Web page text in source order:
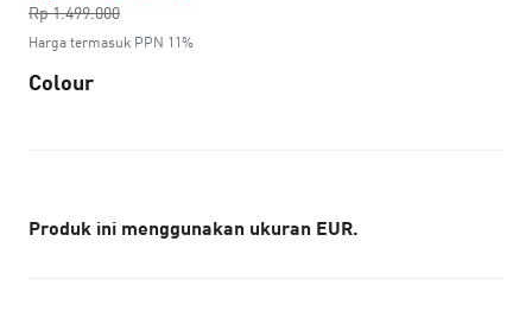
Rp 1.499.000
ke
Harga termasuk PPN 11%
Colour
Produk ini menggunakan ukuran EUR.